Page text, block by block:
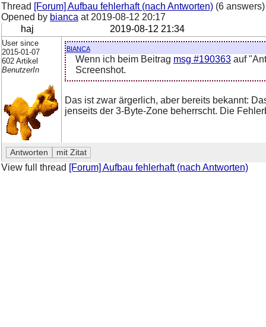
Thread [Forum] Aufbau fehlerhaft (nach Antworten) (6 answers)
Opened by bianca at 2019-08-12 20:17
haj
2019-08-12 21:34
User since
2015-01-07
602 Artikel
BenutzerIn
bianca
Wenn ich beim Beitrag msg #190363auf
Screenshot.
Das ist zwar ärgerlich, aber bereits bekannt:
jenseits der 3-Byte-Zone beherrscht. Die
View full thread [Forum] Aufbau fehlerhaft (nach Antworten)